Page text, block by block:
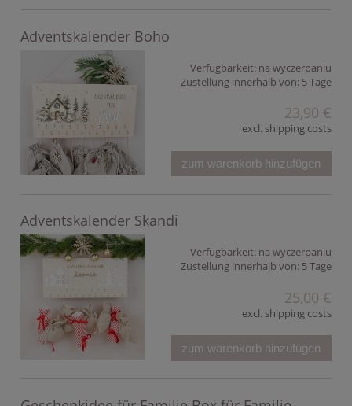
Adventskalender Boho
Verfügbarkeit: na wyczerpaniu
Zustellung innerhalb von: 5 Tage
23,90 €
excl. shipping costs
zum warenkorb hinzufügen
Adventskalender Skandi
Verfügbarkeit: na wyczerpaniu
Zustellung innerhalb von: 5 Tage
25,00 €
excl. shipping costs
zum warenkorb hinzufügen